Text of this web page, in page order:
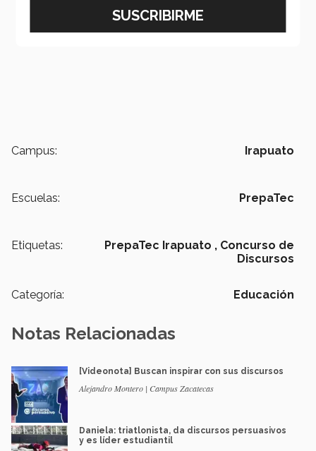
Campus: Irapuato
Escuelas: PrepaTec
Etiquetas: PrepaTec Irapuato , Concurso de
Discursos
Categoría: Educación
Notas Relacionadas
[Videonota] Buscan inspirar con sus discursos
Alejandro Montero | Campus Zacatecas
Daniela: triatlonista, da discursos persuasivos
y es líder estudiantil